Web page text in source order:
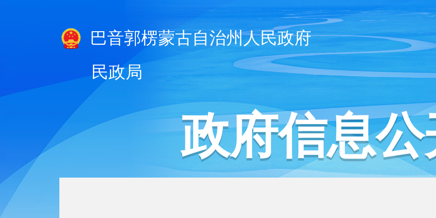
巴音郭楞蒙古自治州人民政府
民政局
政府信息公